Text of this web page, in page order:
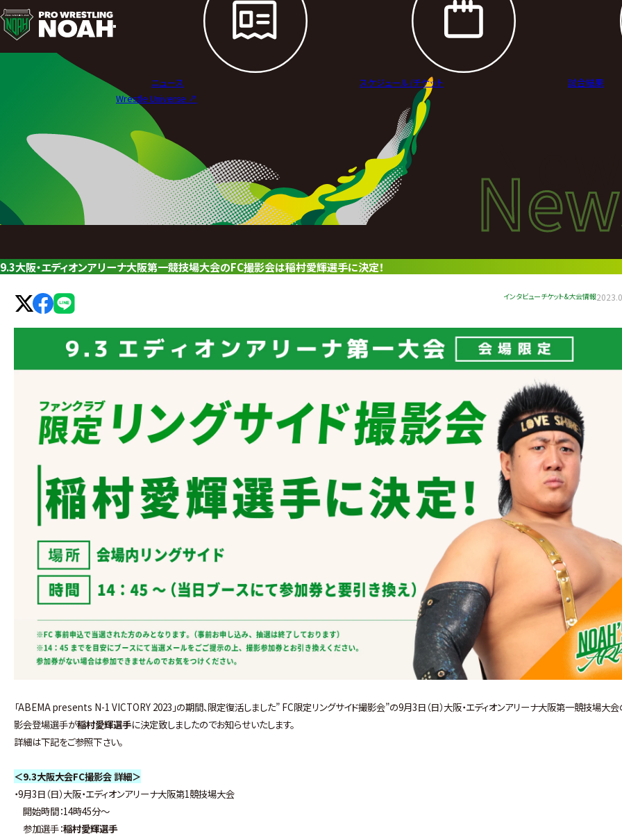
ニ
ュ
レ
ス
リ
グ・
ア
ニュース スケジュール/チケット
試合結果
Wrestle Universe ↗︎
ニ
9.3大阪・エディオンアリーナ大阪第一競技場大会のFC撮影会は稲村愛輝選手に決定！
インタビューチケット&大会情報
「ABEMA presents N-1 VICTORY 2023」の期間、限定復活しました” FC限定リングサイド撮影会”の9月3日（日）大阪・エディオンアリーナ大阪第一競技場大
影会登場選手が稲村愛輝選手に決定致しましたのでお知らせいたします。
詳細は下記をご参照下さい。
＜9.3大阪大会FC撮影会 詳細＞
・9月3日（日）大阪・エディオンアリーナ大阪第1競技場大会
開始時間：14時45分～
参加選手：稲村愛輝選手